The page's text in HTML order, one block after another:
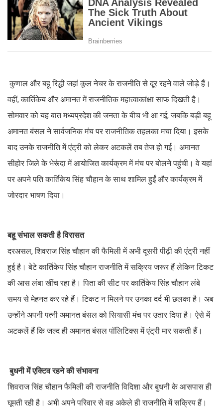
कुणाल और बहू रिद्धी जहां कूल नेचर के राजनीति से दूर रहने वाले जोड़े हैं।
वहीं, कार्तिकेय और अमानत में राजनीतिक महात्वाकांक्षा साफ दिखती है।
सोमवार को यह बात मध्यप्रदेश की जनता के बीच भी आ गई, जबकि बड़ी बहू
अमानत बंसल ने सार्वजनिक मंच पर राजनीतिक तहलका मचा दिया। इसके
बाद उनके राजनीति में एंट्री को लेकर अटकलें तब तेज हो गई। अमानत
सीहोर जिले के भेरूंदा में आयोजित कार्यक्रम में मंच पर बोलने पहुंची। वे यहां
पर अपने पति कार्तिकेय सिंह चौहान के साथ शामिल हुईं और कार्यक्रम में
जोरदार भाषण दिया।
बहू संभाल सकती है विरासत
दरअसल, शिवराज सिंह चौहान की फैमिली में अभी दूसरी पीढ़ी की एंट्री नहीं
हुई है। बेटे कार्तिकेय सिंह चौहान राजनीति में सक्रिय जरूर हैं लेकिन टिकट
की आस लंबा खींच रहा है। पिता की सीट पर कार्तिकेय सिंह चौहान लंबे
समय से मेहनत कर रहे हैं। टिकट न मिलने पर उनका दर्द भी छलका है। अब
उन्होंने अपनी पत्नी अमानत बंसल को सियासी मंच पर उतार दिया है। ऐसे में
अटकलें हैं कि जल्द ही अमानत बंसल पॉलिटिक्स में एंट्री मार सकती हैं।
बुधनी में एक्टिव रहने की संभावना
शिवराज सिंह चौहान फैमिली की राजनीति विदिशा और बुधनी के आसपास ही
घूमती रही है। अभी अपने परिवार से वह अकेले ही राजनीति में सक्रिय हैं।